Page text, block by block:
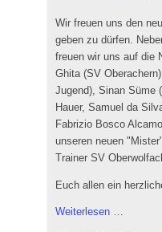
Juli
2014
Wir freuen uns den
geben zu dürfen.
freuen wir uns auf die
Ghita (SV
Jugend), Sinan Süme
Hauer, Samuel da
Fabrizio Bosco
unseren neuen
Trainer SV
Euch allen ein
Weiterlesen …